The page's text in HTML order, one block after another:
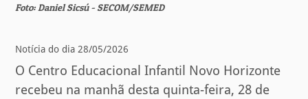
Foto: Daniel Sicsú - SECOM/SEMED
Notícia do dia 28/05/2026
O Centro Educacional Infantil Novo Horizonte
recebeu na manhã desta quinta-feira, 28 de